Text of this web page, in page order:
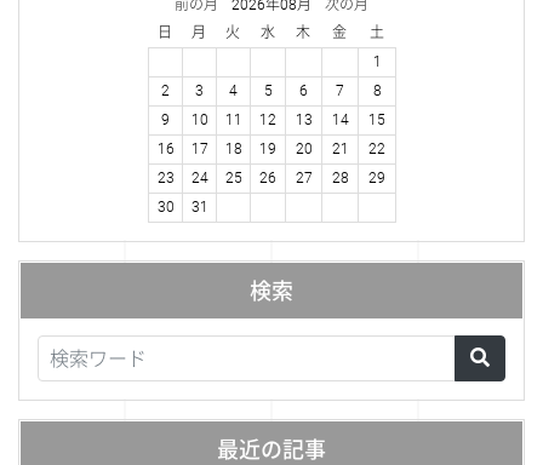
前の月 2026年08月
次の月
日
月 火 水 木 金
土
1
2
3 4 5 6 7
8
9
10 11 12 13 14
15
16
17 18 19 20 21
22
23
24 25 26 27 28
29
30
31
検索
最近の記事